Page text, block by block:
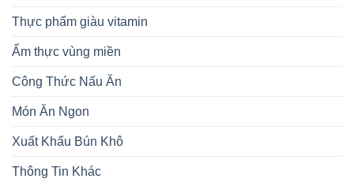
Thực phẩm giàu vitamin
Ẩm thực vùng miền
Công Thức Nấu Ăn
Món Ăn Ngon
Xuất Khẩu Bún Khô
Thông Tin Khác